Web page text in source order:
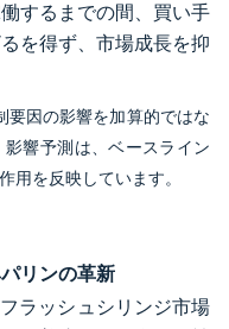
するまでの間、買い手
を得ず、市場成長を抑
因の影響を加算的ではな
響予測は、ベースライン
用を反映しています。
リンの革新
ラッシュシリンジ市場